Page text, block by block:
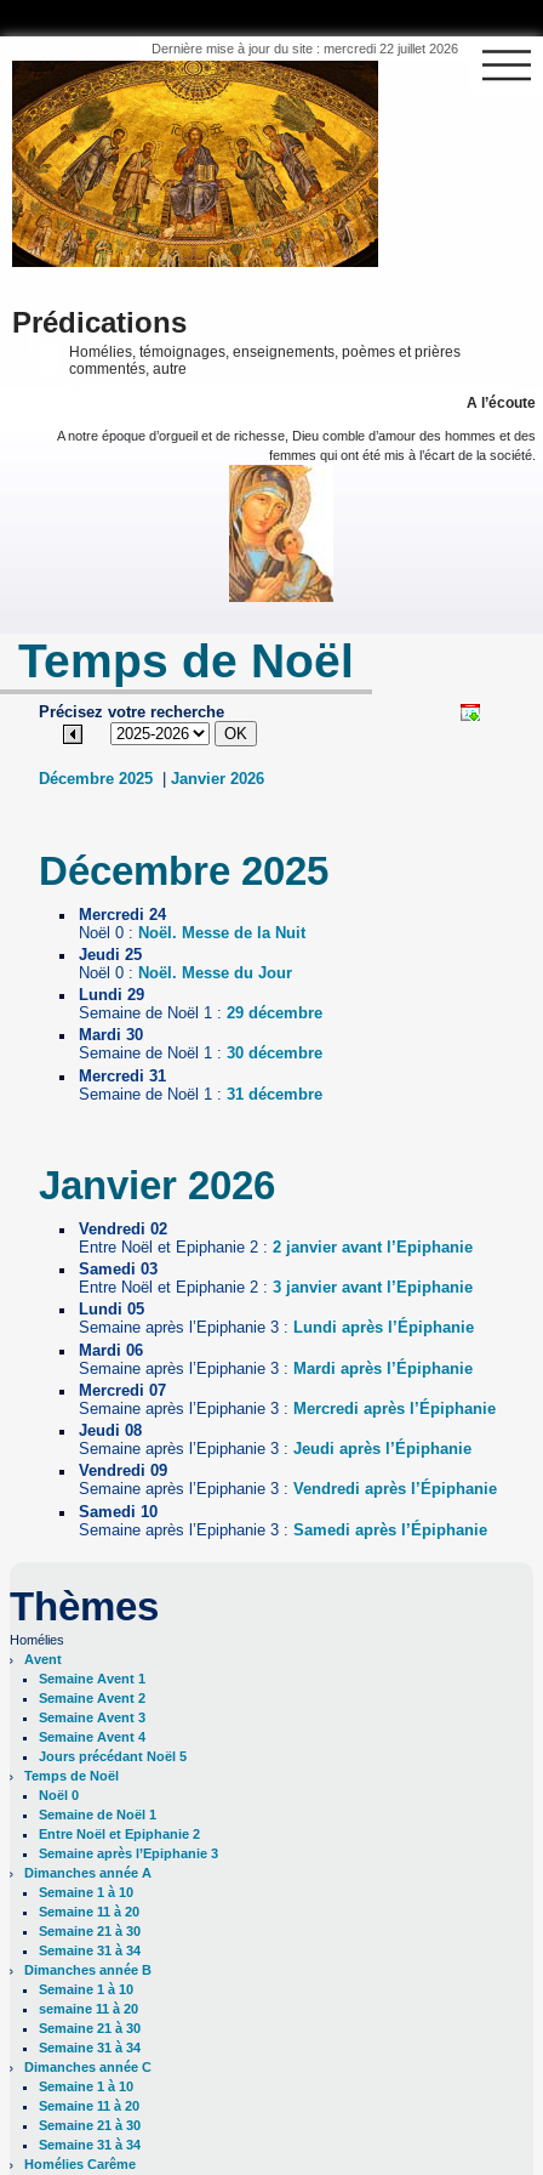
Dernière mise à jour du site : mercredi 22 juillet 2026
Prédications
Homélies, témoignages, enseignements, poèmes et prières
commentés, autre
A l’écoute
A notre époque d’orgueil et de richesse, Dieu comble d’amour des hommes et des
femmes qui ont été mis à l’écart de la société.
Temps de Noël
Précisez votre recherche
Décembre 2025 |Janvier 2026
Décembre 2025
Mercredi 24
Noël 0 : Noël. Messe de la Nuit
Jeudi 25
Noël 0 : Noël. Messe du Jour
Lundi 29
Semaine de Noël 1 : 29 décembre
Mardi 30
Semaine de Noël 1 : 30 décembre
Mercredi 31
Semaine de Noël 1 : 31 décembre
Janvier 2026
Vendredi 02
Entre Noël et Epiphanie 2 : 2 janvier avant l’Epiphanie
Samedi 03
Entre Noël et Epiphanie 2 : 3 janvier avant l’Epiphanie
Lundi 05
Semaine après l’Epiphanie 3 : Lundi après l’Épiphanie
Mardi 06
Semaine après l’Epiphanie 3 : Mardi après l’Épiphanie
Mercredi 07
Semaine après l’Epiphanie 3 : Mercredi après l’Épiphanie
Jeudi 08
Semaine après l’Epiphanie 3 : Jeudi après l’Épiphanie
Vendredi 09
Semaine après l’Epiphanie 3 : Vendredi après l’Épiphanie
Samedi 10
Semaine après l’Epiphanie 3 : Samedi après l’Épiphanie
Thèmes
Homélies
Avent
Semaine Avent 1
Semaine Avent 2
Semaine Avent 3
Semaine Avent 4
Jours précédant Noël 5
Temps de Noël
Noël 0
Semaine de Noël 1
Entre Noël et Epiphanie 2
Semaine après l’Epiphanie 3
Dimanches année A
Semaine 1 à 10
Semaine 11 à 20
Semaine 21 à 30
Semaine 31 à 34
Dimanches année B
Semaine 1 à 10
semaine 11 à 20
Semaine 21 à 30
Semaine 31 à 34
Dimanches année C
Semaine 1 à 10
Semaine 11 à 20
Semaine 21 à 30
Semaine 31 à 34
Homélies Carême